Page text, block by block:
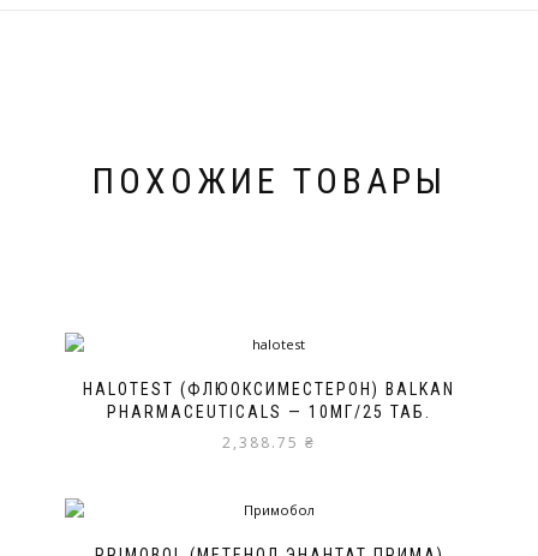
ПОХОЖИЕ ТОВАРЫ
HALOTEST (ФЛЮОКСИМЕСТЕРОН) BALKAN
PHARMACEUTICALS — 10МГ/25 ТАБ.
2,388.75 ₴